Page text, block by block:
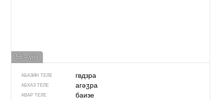
56 – үбү
АБАЗИН ТЕЛЕ гвдзра
АБХАЗ ТЕЛЕ агәӡра
АВАР ТЕЛЕ баизе